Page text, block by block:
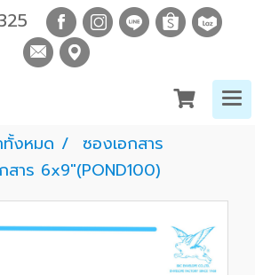
ทั้งหมด
ซองเอกสาร
สาร 6x9"(POND100)